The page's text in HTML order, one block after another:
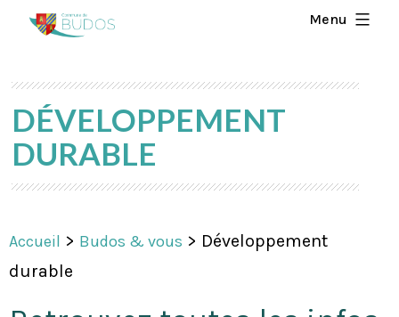
Menu
DÉVELOPPEMENT
DURABLE
Accueil > Budos & vous > Développement
durable